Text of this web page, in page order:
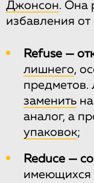
Джонсон. Она
избавления от
Refuse —
лишнего,
заменить
аналог, а
упаковок;
Reduce —
имеющихся